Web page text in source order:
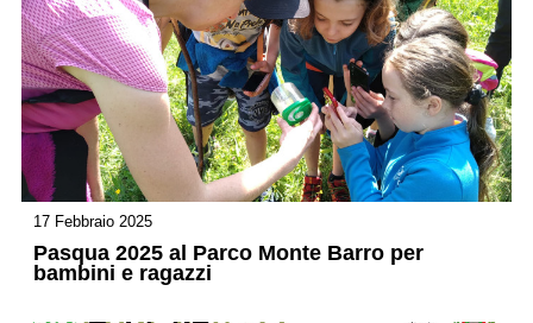
17 Febbraio 2025
Pasqua 2025 al Parco Monte Barro per
bambini e ragazzi